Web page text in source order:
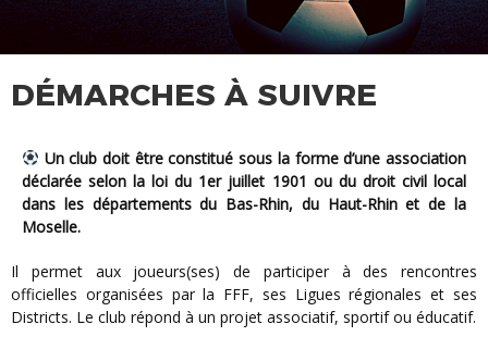
DÉMARCHES À SUIVRE
Un club doit être constitué sous la forme d’une association
déclarée selon la loi du 1er juillet 1901 ou du droit civil local
dans les départements du Bas-Rhin, du Haut-Rhin et de la
Moselle.
Il permet aux joueurs(ses) de participer à des rencontres
officielles organisées par la FFF, ses Ligues régionales et ses
Districts. Le club répond à un projet associatif, sportif ou éducatif.